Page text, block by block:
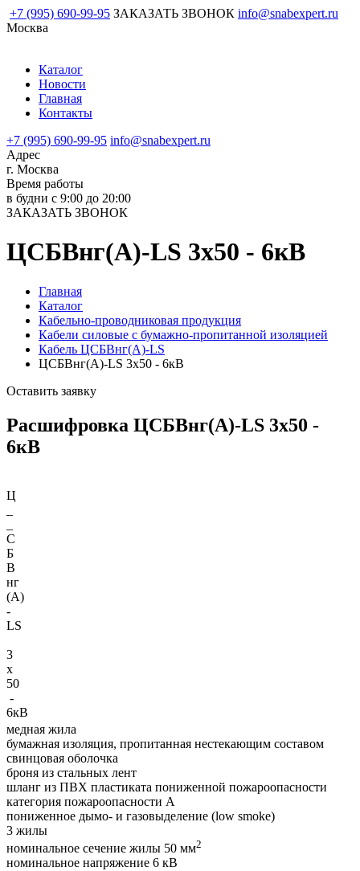
+7 (995) 690-99-95 ЗАКАЗАТЬ ЗВОНОК info@snabexpert.ru
Москва
Каталог
Новости
Главная
Контакты
+7 (995) 690-99-95 info@snabexpert.ru
Адрес
г. Москва
Время работы
в будни с 9:00 до 20:00
ЗАКАЗАТЬ ЗВОНОК
ЦСБВнг(А)-LS 3х50 - 6кВ
Главная
Каталог
Кабельно-проводниковая продукция
Кабели силовые с бумажно-пропитанной изоляцией
Кабель ЦСБВнг(А)-LS
ЦСБВнг(А)-LS 3х50 - 6кВ
Оставить заявку
Расшифровка ЦСБВнг(А)-LS 3х50 -
6кВ
Ц
С
Б
В
нг
(A)
-
LS
3
х
50
-
6кВ
медная жила
бумажная изоляция, пропитанная нестекающим составом
свинцовая оболочка
броня из стальных лент
шланг из ПВХ пластиката пониженной пожароопасности
категория пожароопасности A
пониженное дымо- и газовыделение (low smoke)
3 жилы
номинальное сечение жилы 50 мм2
номинальное напряжение 6 кВ